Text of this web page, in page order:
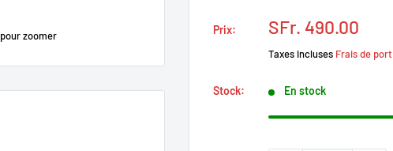
zoomer Prix:
Prix
SFr. 490.00
Taxes incluses Frais de port
Stock: En stock